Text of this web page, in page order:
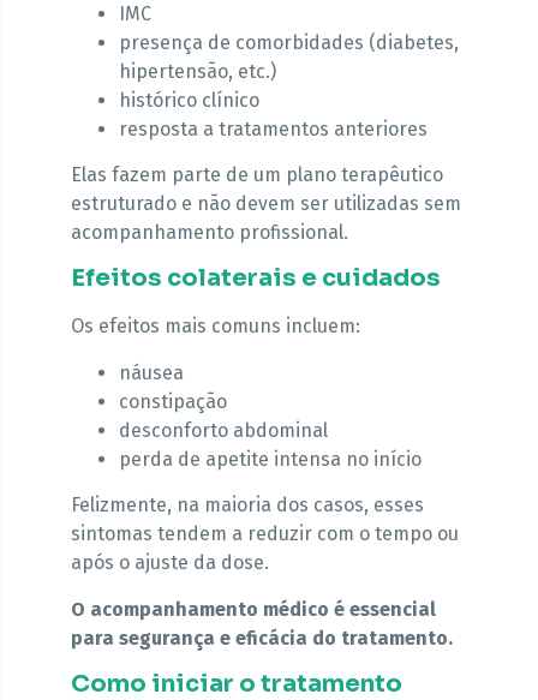
IMC
presença de comorbidades (diabetes,
hipertensão, etc.)
histórico clínico
resposta a tratamentos anteriores
Elas fazem parte de um plano terapêutico
estruturado e não devem ser utilizadas sem
acompanhamento profissional.
Efeitos colaterais e cuidados
Os efeitos mais comuns incluem:
náusea
constipação
desconforto abdominal
perda de apetite intensa no início
Felizmente, na maioria dos casos, esses
sintomas tendem a reduzir com o tempo ou
após o ajuste da dose.
O acompanhamento médico é essencial
para segurança e eficácia do tratamento.
Como iniciar o tratamento